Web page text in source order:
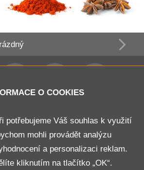
O COOKIES
potřebujeme Váš souhlas k využití
mohli provádět analýzu
a personalizaci reklam.
kliknutím na tlačítko „OK“.